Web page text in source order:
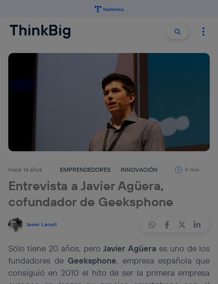
Buscar
Hace 14 años EMPRENDEDORES INNOVACIÓN 9 min
Entrevista a Javier Agüera,
cofundador de Geeksphone
Javier Lacort
Sólo tiene 20 años, pero Javier Agüera es uno de los
fundadores de Geeksphone, empresa española que
consiguió en 2010 el hito de ser la primera empresa